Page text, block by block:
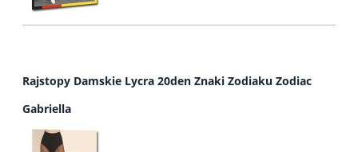
Rajstopy Damskie Lycra 20den Znaki Zodiaku Zodiac
Gabriella